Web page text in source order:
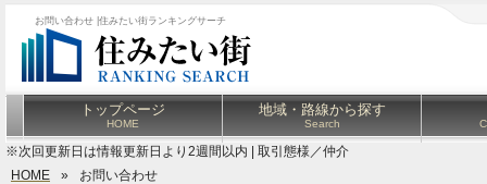
お問い合わせ |住みたい街ランキングサーチ
トップページ
HOME
地域・路線から探す
Search
※次回更新日は情報更新日より2週間以内 | 取引態様／仲介
HOME
» お問い合わせ